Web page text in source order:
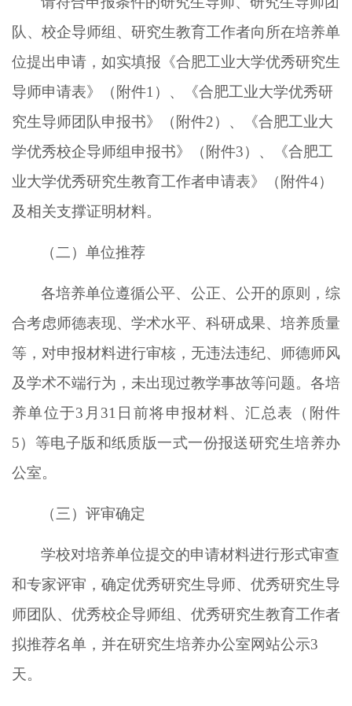
队、校企导师组、研究生教育工作者向所在培养单
位提出申请，如实填报《合肥工业大学优秀研究生
导师申请表》（附件1）、《合肥工业大学优秀研
究生导师团队申报书》（附件2）、《合肥工业大
学优秀校企导师组申报书》（附件3）、《合肥工
业大学优秀研究生教育工作者申请表》（附件4）
及相关支撑证明材料。
（二）单位推荐
各培养单位遵循公平、公正、公开的原则，综
合考虑师德表现、学术水平、科研成果、培养质量
等，对申报材料进行审核，无违法违纪、师德师风
及学术不端行为，未出现过教学事故等问题。 各培
养单位于3月 31 日前将申报材料、汇总表（附件
5）等电子版和纸质版一式一份报送研究生培养办
公室。
（三）评审确定
学校对培养单位提交的申请材料进行形式审查
和专家评审，确定优秀研究生导师、优秀研究生导
师团队、优秀校企导师组、优秀研究生教育工作者
拟推荐名单，并在研究生培养办公室网站公示3
天。